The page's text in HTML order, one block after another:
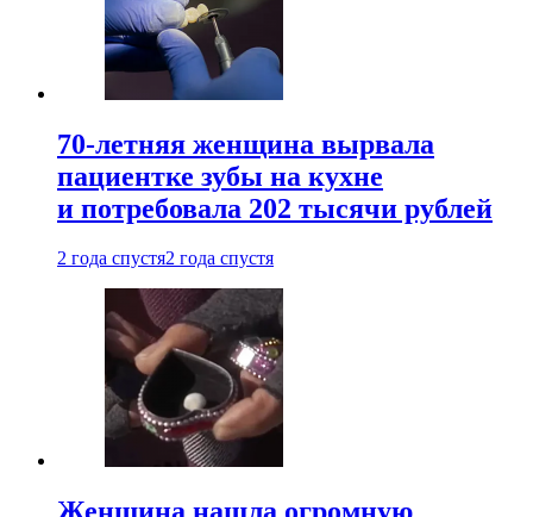
70-летняя женщина вырвала
пациентке зубы на кухне
и потребовала 202 тысячи рублей
2 года спустя2 года спустя